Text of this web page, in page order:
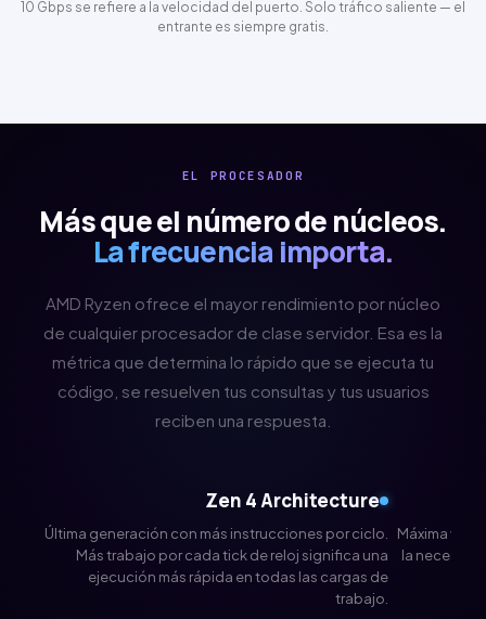
10 Gbps se refiere a la velocidad del puerto. Solo tráfico saliente — el
entrante es siempre gratis.
EL PROCESADOR
Más que el número de núcleos.
La frecuencia importa.
AMD Ryzen ofrece el mayor rendimiento por núcleo
de cualquier procesador de clase servidor. Esa es la
métrica que determina lo rápido que se ejecuta tu
código, se resuelven tus consultas y tus usuarios
reciben una respuesta.
Zen 4 Architecture
Última generación con más instrucciones por ciclo.
Más trabajo por cada tick de reloj significa una
ejecución más rápida en todas las cargas de
trabajo.
Máxima
la necesita.